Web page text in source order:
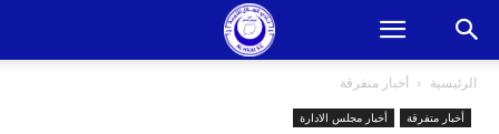
الرئيسية أخبار متفرقة
أخبار متفرقة أخبار مجلس الادارة